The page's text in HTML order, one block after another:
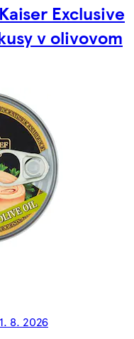
Exclusive
v olivovom
8. 2026